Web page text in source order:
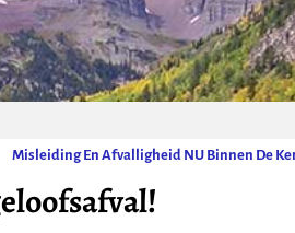
Misleiding En Afvalligheid NU Binnen De